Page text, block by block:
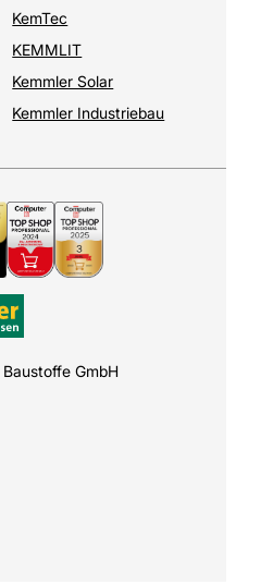
KemTec
KEMMLIT
Kemmler Solar
Kemmler Industriebau
GmbH